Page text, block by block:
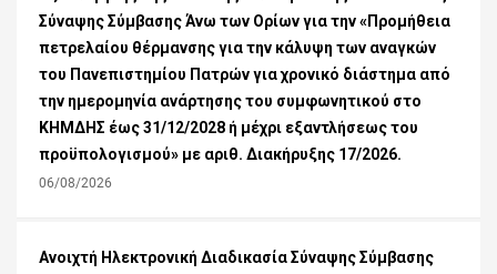
Σύναψης Σύμβασης Άνω των Ορίων για την «Προμήθεια
πετρελαίου θέρμανσης για την κάλυψη των αναγκών
του Πανεπιστημίου Πατρών για χρονικό διάστημα από
την ημερομηνία ανάρτησης του συμφωνητικού στο
ΚΗΜΔΗΣ έως 31/12/2028 ή μέχρι εξαντλήσεως του
προϋπολογισμού» με αριθ. Διακήρυξης 17/2026.
06/08/2026
Ανοιχτή Ηλεκτρονική Διαδικασία Σύναψης Σύμβασης